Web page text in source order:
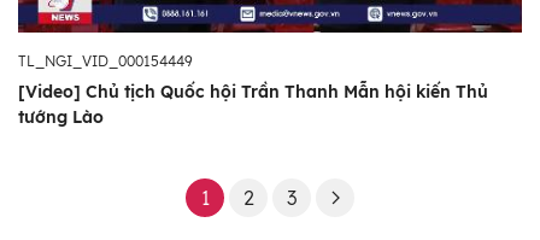
TL_NGI_VID_000154449
[Video] Chủ tịch Quốc hội Trần Thanh Mẫn hội kiến Thủ
tướng Lào
1 2 3